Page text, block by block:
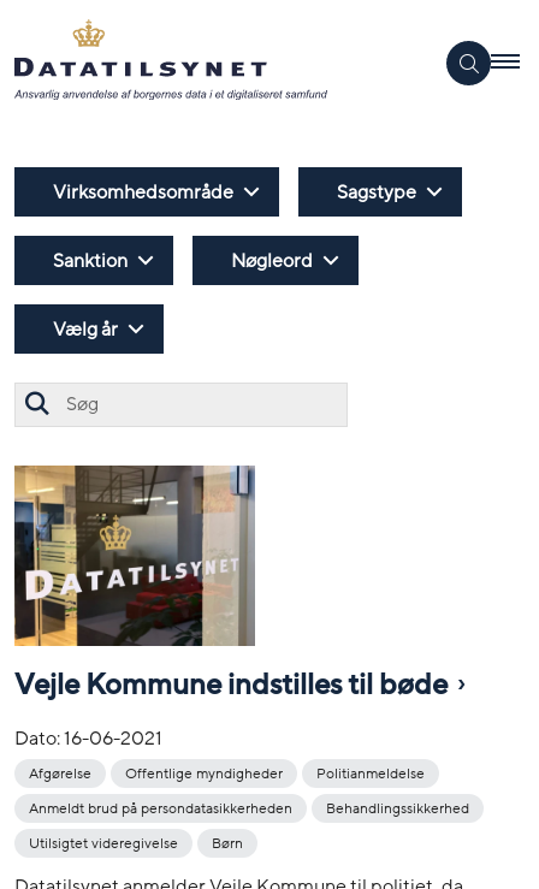
Virksomhedsområde Sagstype
Sanktion Nøgleord
Vælg år
Vejle Kommune indstilles til bøde
Dato:16-06-2021
Afgørelse Offentlige myndigheder
Politianmeldelse
Anmeldt brud på persondatasikkerheden
Behandlingssikkerhed
Utilsigtet videregivelse
Børn